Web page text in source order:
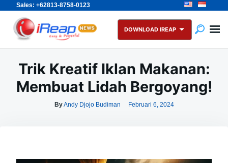
Sales: +62813-8758-0123
Skip
content
Search
for:
DOWNLOAD IREAP
Trik Kreatif Iklan Makanan:
Membuat Lidah Bergoyang!
ByAndy Djojo Budiman Februari 6, 2024